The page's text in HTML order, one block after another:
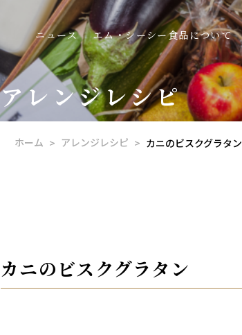
ニュース エム・シーシー食品について
アレンジレシピ
ホーム アレンジレシピ カニのビスクグラタン
カニのビスクグラタン